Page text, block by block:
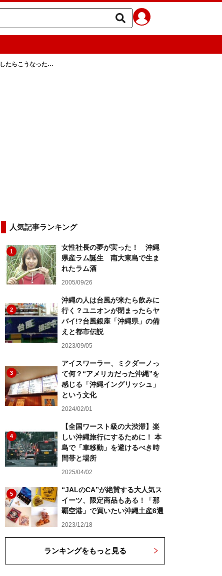
たらこうなった…
人気記事ランキング
1
女性社長の夢が実った！ 沖縄
県産ラム誕生 南大東島で生ま
れたラム酒
2005/09/26
2
沖縄の人は台風が来たら飲みに
行く？ユニオンが閉まったらヤ
バイ!?台風銀座「沖縄県」の備
えと都市伝説
2023/09/05
3
アイスワーラー、ミクダーノっ
て何？“アメリカだった沖縄”を
感じる「沖縄イングリッシュ」
という文化
2024/02/01
4
【全国ワースト級の大渋滞】楽
しい沖縄旅行にするために！ 本
島で「車移動」を避けるべき時
間帯と場所
2025/04/02
5
“JALのCA”が絶賛する大人気ス
イーツ、限定商品もある！「那
覇空港」で買いたい沖縄土産6選
2023/12/18
ランキングをもっと見る